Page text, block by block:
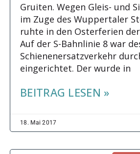
Gruiten. Wegen Gleis- und
im Zuge des Wuppertaler
ruhte in den Osterferien
Auf der S-Bahnlinie 8 war
Schienenersatzverkehr
eingerichtet. Der wurde in
BEITRAG LESEN »
18. Mai 2017